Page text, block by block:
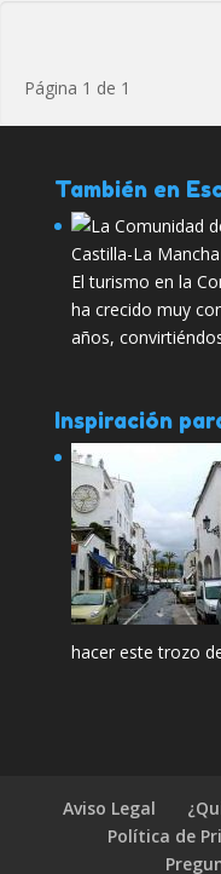
Página 1 de 1
También en
El turismo en la
ha crecido muy
años,
Inspiración
hacer este trozo
Aviso Legal
Política de